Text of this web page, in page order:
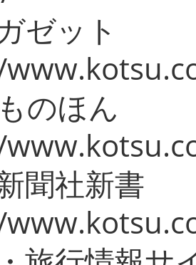
ゼット
のほん
聞社新書